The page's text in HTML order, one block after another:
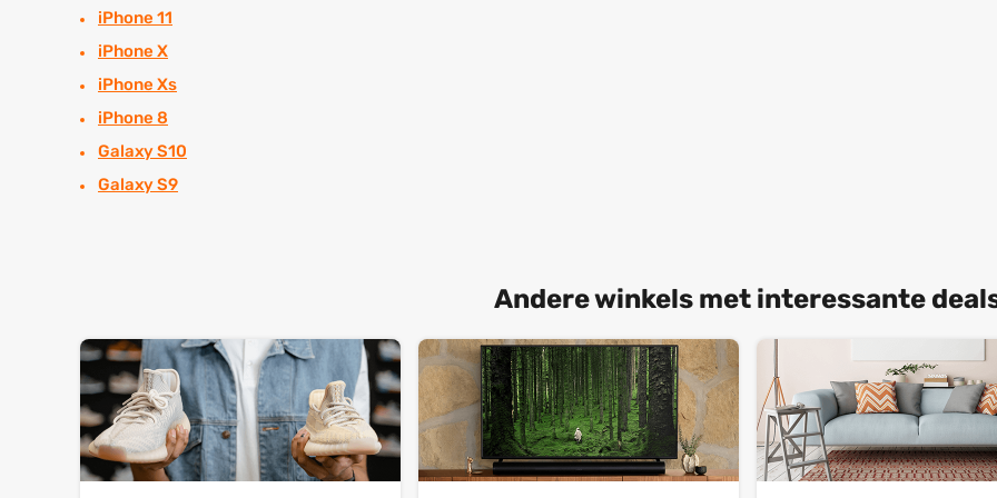
iPhone 11
iPhone X
iPhone Xs
iPhone 8
Galaxy S10
Galaxy S9
Andere winkels met interessante